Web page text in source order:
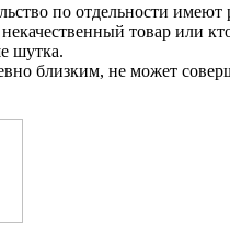
по отдельности
товар или
шутка.
близким, не может